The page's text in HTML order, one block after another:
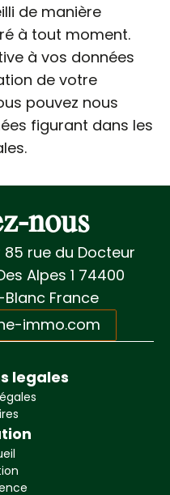
de manière
à tout moment.
à vos données
de votre
pouvez nous
figurant dans les
nous
85 rue du Docteur
Alpes 1 74400
France
immo.com
legales